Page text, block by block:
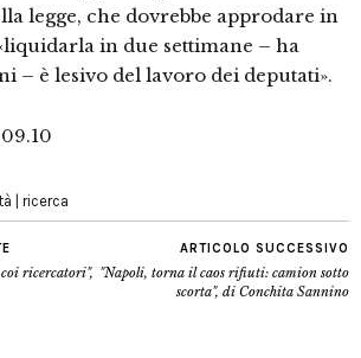
legge, che dovrebbe approdare in
in due settimane – ha
– è lesivo del lavoro dei deputati».
| ricerca
ricercatori",
ARTICOLO SUCCESSIVO
"Napoli, torna il caos rifiuti: camion sotto
scorta", di Conchita Sannino